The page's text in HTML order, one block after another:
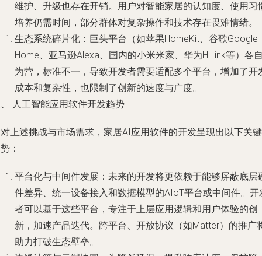
维护、升级也存在开销。用户对智能家居的认知度、使用习
培养仍需时间，部分群体对复杂操作和技术存在畏难情绪。
生态系统碎片化 ：巨头平台（如苹果HomeKit、谷歌Google
Home、亚马逊Alexa、国内的小米米家、华为HiLink等）各
为营，标准不一，导致开发者需要适配多个平台，增加了开
成本和复杂性，也限制了创新的速度与广度。
人工智能应用软件开发趋势
上述挑战与市场需求，家居AI应用软件的开发呈现出以下关键
：
平台化与中间件发展 ：未来的开发将更依赖于能够屏蔽底层
件差异、统一设备接入和数据模型的AIoT平台或中间件。开
者可以基于这些平台，专注于上层应用逻辑和用户体验的创
新，加速产品迭代。跨平台、开放协议（如Matter）的推广
助力打破生态壁垒。